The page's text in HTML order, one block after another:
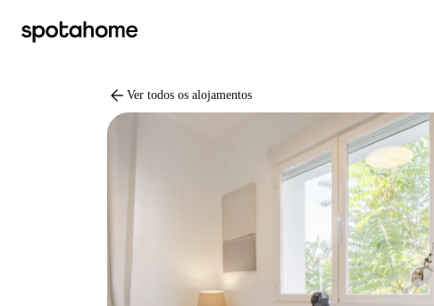
arrow_back Ver todos os alojamentos